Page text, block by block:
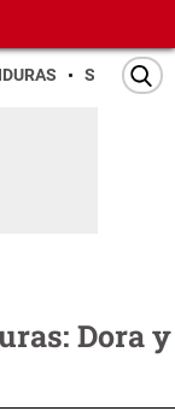
SAN PEDRO
Dora y